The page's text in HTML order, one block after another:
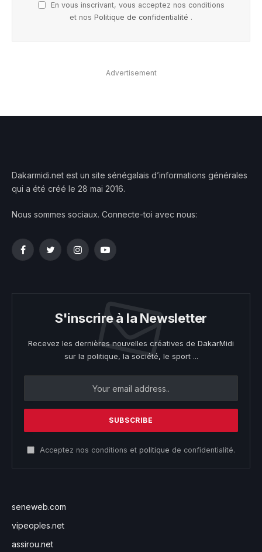
En vous inscrivant, vous acceptez nos conditions
et nos Politique de confidentialité .
Advertisement
Dakarmidi.net est un site sénégalais d’informations générales
qui a été créé le 28 mai 2016.
Nous sommes sociaux. Connecte-toi avec nous:
FacebookTwitterInstagramYouTube
S'inscrire à la Newsletter
Recevez les dernières nouvelles créatives de DakarMidi
sur la politique, la société, le sport ...
Acceptez nos conditions et politique de confidentialité.
seneweb.com
vipeoples.net
assirou.net